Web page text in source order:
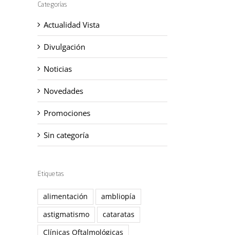
Categorías
Actualidad Vista
Divulgación
Noticias
Novedades
Promociones
Sin categoría
Etiquetas
alimentación
ambliopía
astigmatismo
cataratas
Clínicas Oftalmológicas